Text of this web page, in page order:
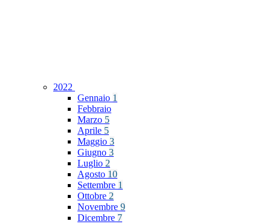
2022
Gennaio 1
Febbraio
Marzo 5
Aprile 5
Maggio 3
Giugno 3
Luglio 2
Agosto 10
Settembre 1
Ottobre 2
Novembre 9
Dicembre 7